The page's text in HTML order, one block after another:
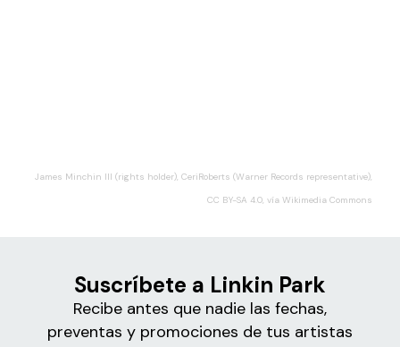
James Minchin III (rights holder), CeriRoberts (Warner Records representative),
CC BY-SA 4.0, vía Wikimedia Commons
Suscríbete a Linkin Park
Recibe antes que nadie las fechas,
preventas y promociones de tus artistas